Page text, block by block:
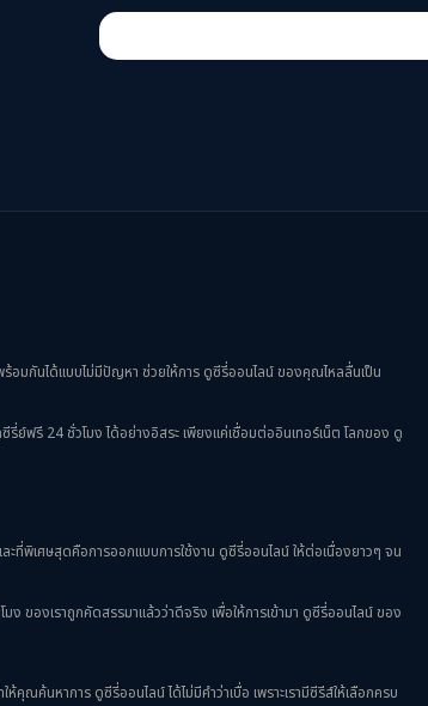
อมกันได้แบบไม่มีปัญหา ช่วยให้การ ดูซีรี่ออนไลน์ ของคุณไหลลื่นเป็น
ย์ฟรี 24 ชั่วโมง ได้อย่างอิสระ เพียงแค่เชื่อมต่ออินเทอร์เน็ต โลกของ ดู
ที่พิเศษสุดคือการออกแบบการใช้งาน ดูซีรี่ออนไลน์ ให้ต่อเนื่องยาวๆ จน
ของเราถูกคัดสรรมาแล้วว่าดีจริง เพื่อให้การเข้ามา ดูซีรี่ออนไลน์ ของ
ค้นหาการ ดูซีรี่ออนไลน์ ได้ไม่มีคำว่าเบื่อ เพราะเรามีซีรีส์ให้เลือกครบ